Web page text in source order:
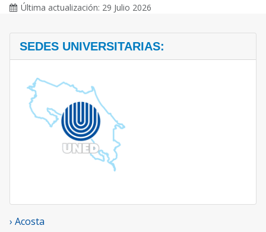
Última actualización: 29 Julio 2026
SEDES UNIVERSITARIAS:
› Acosta